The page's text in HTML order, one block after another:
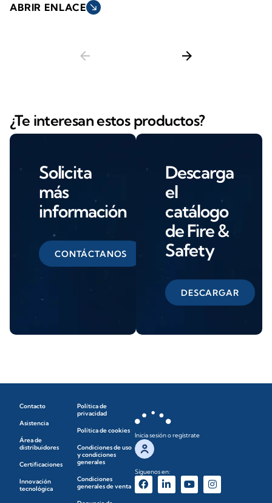
ABRIR ENLACE south_east
arrow_back arrow_forward
¿Te interesan estos productos?
Solicita
más
información
CONTÁCTANOS
Descarga
el
catálogo
de Fire &
Safety
DESCARGAR
Contacto
Asistencia
Área de
distribuidores
Certificaciones
Innovación
tecnológica
Política de
privacidad
Política de cookies
Condiciones de uso
y condiciones
generales
Condiciones
generales de venta
Inicia sesión o regístrate
Síguenos en: